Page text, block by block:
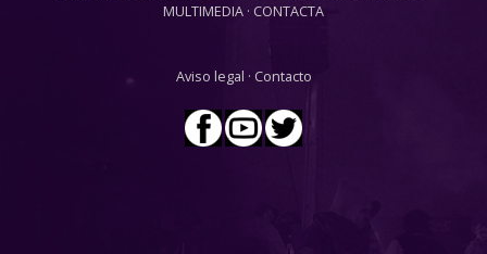
MULTIMEDIA · CONTACTA
Aviso legal · Contacto